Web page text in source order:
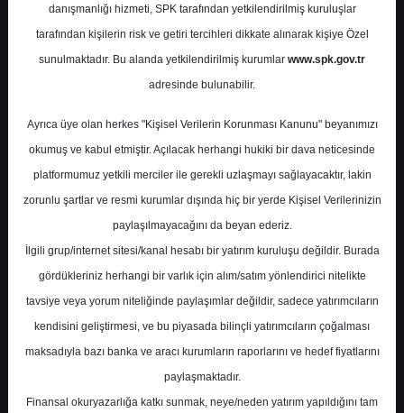
AVPGY - Hedef Fiyat
Ak Yatırım 03 Mart 2026
Ak Yatırım AVPGY için hedef fiyatını 90 TL
olarak korudu, tavsiyesini Endeks Üstü
Getiri olarak korudu.
Avrupakent GYO 4Ç25’te piyasa ve kurum
danışmanlığı hizmeti, SPK tarafından yetkilendirilmiş kuruluşlar
tarafından kişilerin risk ve getiri tercihleri dikkate alınarak kişiye Özel
sunulmaktadır. Bu alanda yetkilendirilmiş kurumlar www.spk.gov.tr
adresinde bulunabilir.
Ayrıca üye olan herkes "Kişisel Verilerin Korunması Kanunu" beyanımızı
okumuş ve kabul etmiştir. Açılacak herhangi hukiki bir dava neticesinde
platformumuz yetkili merciler ile gerekli uzlaşmayı sağlayacaktır, lakin
zorunlu şartlar ve resmi kurumlar dışında hiç bir yerde Kişisel Verilerinizin
paylaşılmayacağını da beyan ederiz.
İlgili grup/internet sitesi/kanal hesabı bir yatırım kuruluşu değildir. Burada
gördükleriniz herhangi bir varlık için alım/satım yönlendirici nitelikte
tavsiye veya yorum niteliğinde paylaşımlar değildir, sadece yatırımcıların
kendisini geliştirmesi, ve bu piyasada bilinçli yatırımcıların çoğalması
maksadıyla bazı banka ve aracı kurumların raporlarını ve hedef fiyatlarını
paylaşmaktadır.
Finansal okuryazarlığa katkı sunmak, neye/neden yatırım yapıldığını tam